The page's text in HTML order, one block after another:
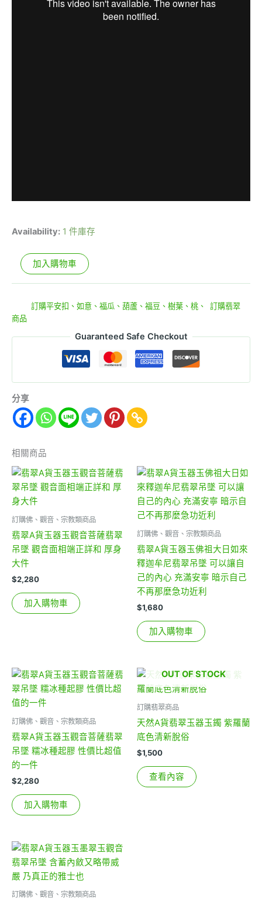
Availability: 1 件庫存
加入購物車
訂購平安扣、如意、福瓜、葫蘆、福豆、樹葉、桃、
訂購翡翠
商品
Guaranteed Safe Checkout
分享
相關商品
訂購佛、觀音、宗教類商品
翡翠A貨玉器玉觀音菩薩翡翠
吊墜 觀音面相端正詳和 厚身
大件
$2,280
加入購物車
訂購佛、觀音、宗教類商品
翡翠A貨玉器玉佛祖大日如來
釋迦牟尼翡翠吊墜 可以讓自
己的內心 充滿安寧 暗示自己
不再那麼急功近利
$1,680
加入購物車
訂購佛、觀音、宗教類商品
翡翠A貨玉器玉觀音菩薩翡翠
吊墜 糯冰種起膠 性價比超值
的一件
$2,280
加入購物車
OUT OF STOCK
訂購翡翠商品
天然A貨翡翠玉器玉鐲 紫羅蘭
底色清新脫俗
$1,500
查看內容
訂購佛、觀音、宗教類商品